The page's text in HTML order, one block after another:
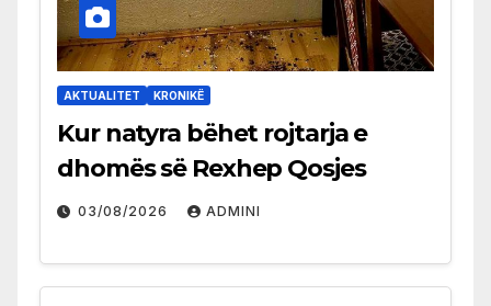
AKTUALITET KRONIKË
Kur natyra bëhet rojtarja e
dhomës së Rexhep Qosjes
03/08/2026 ADMINI